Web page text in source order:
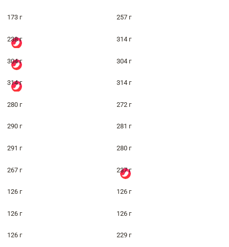
173 г 257 г
238 г 314 г
304 г 304 г
314 г 314 г
280 г 272 г
290 г 281 г
291 г 280 г
267 г 237 г
126 г 126 г
126 г 126 г
126 г 229 г